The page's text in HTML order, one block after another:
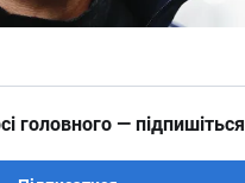
головного —